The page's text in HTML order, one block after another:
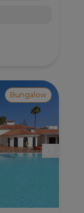
Bungalow